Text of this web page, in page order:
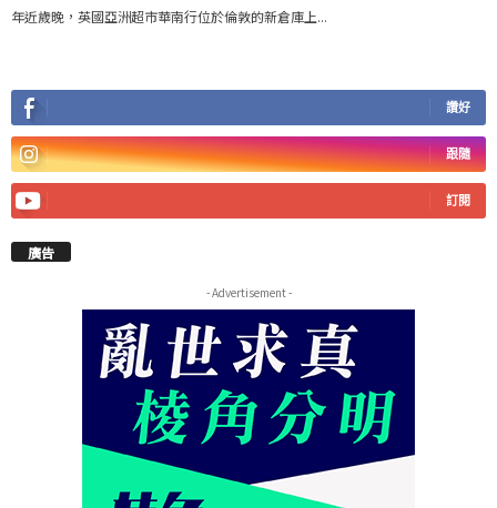
年近歲晚，英國亞洲超市華南行位於倫敦的新倉庫上...
讚好
跟隨
訂閱
廣告
- Advertisement -